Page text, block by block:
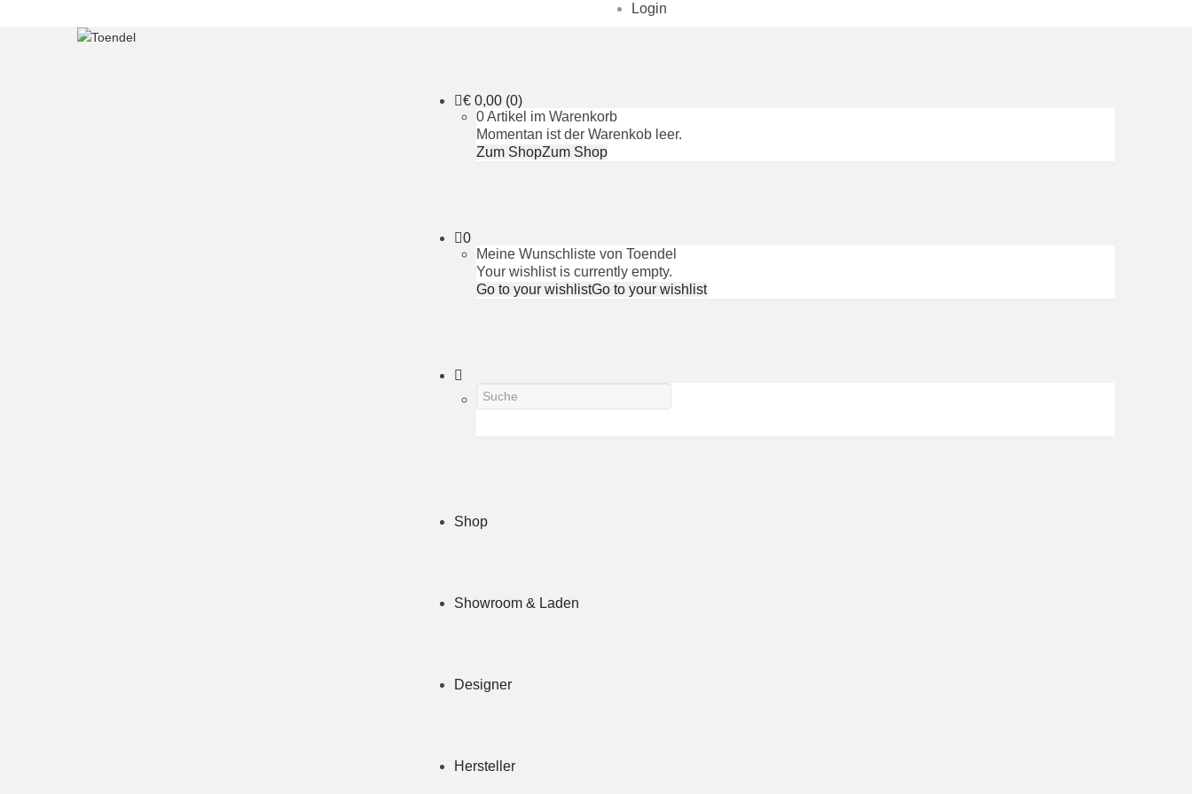
Login
€ 0,00 (0)
0 Artikel im Warenkorb
Momentan ist der Warenkob leer.
Zum ShopZum Shop
0
Meine Wunschliste von Toendel
Your wishlist is currently empty.
Go to your wishlistGo to your wishlist
Shop
Showroom & Laden
Designer
Hersteller